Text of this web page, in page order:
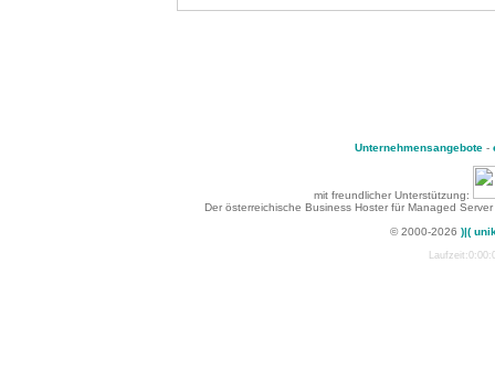
Unternehmensangebote-
mit freundlicher Unterstützung:
Der österreichische Business Hoster für Managed
© 2000-2026 )|(